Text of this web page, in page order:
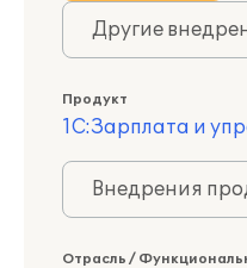
Другие
Продукт
1С:Зарплата и
Внедрения
Отрасль /